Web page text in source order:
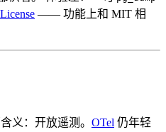
—— 功能上和 MIT 相
义：开放遥测。 OTel 仍年轻